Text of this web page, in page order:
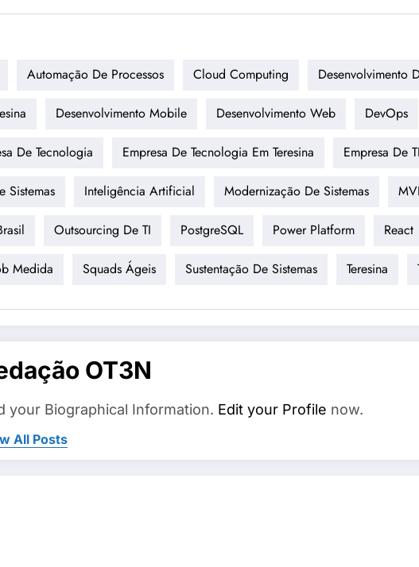
Automação De Processos Cloud Computing Desenvolvimento
Desenvolvimento Mobile Desenvolvimento Web DevOps
De Tecnologia Empresa De Tecnologia Em Teresina Empresa De TI
Sistemas Inteligência Artificial Modernização De Sistemas
Outsourcing De TI PostgreSQL Power Platform React
Medida Squads Ágeis Sustentação De Sistemas Teresina
OT3N
your Biographical Information. Edit your Profile now.
All Posts